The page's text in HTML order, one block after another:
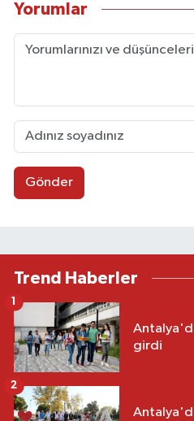
Yorumlar
Gönder
Trend Haberler
girdi
1
2